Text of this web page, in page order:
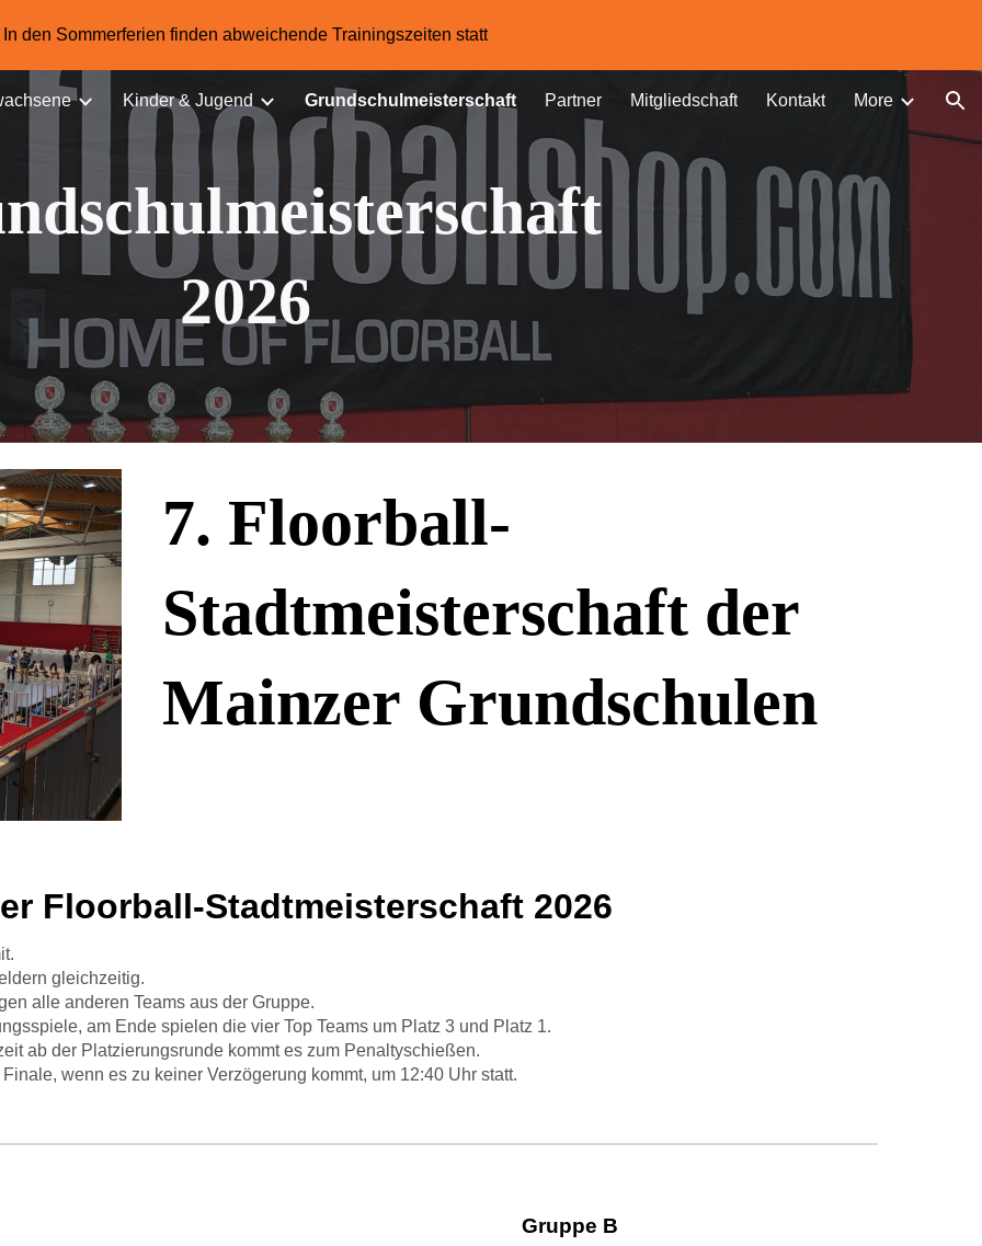
to main content Skip to navigation
In den Sommerferien finden abweichende Trainingszeiten statt
Kinder & Jugend Grundschulmeisterschaft Partner Mitgliedschaft Kontakt More
2026
7. Floorball-
Stadtmeisterschaft der
Mainzer Grundschulen
Floorball-Stadtmeisterschaft 2026
gleichzeitig.
alle anderen Teams aus der Gruppe.
am Ende spielen die vier Top Teams um Platz 3 und Platz 1.
ab der Platzierungsrunde kommt es zum Penaltyschießen.
wenn es zu keiner Verzögerung kommt, um 12:40 Uhr statt.
Gruppe B